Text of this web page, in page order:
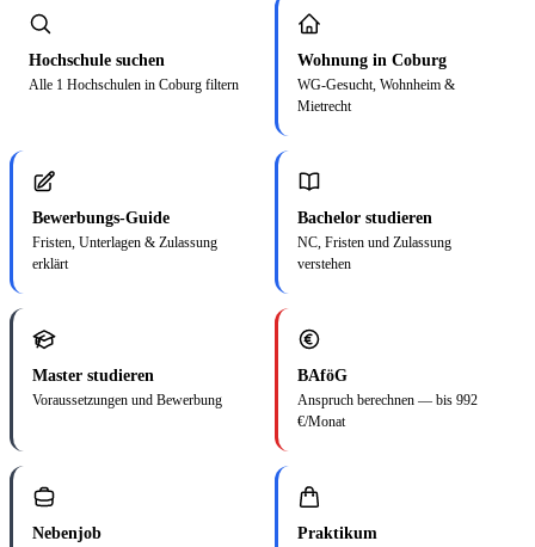
Hochschule suchen
Alle 1 Hochschulen in Coburg filtern
Wohnung in Coburg
WG-Gesucht, Wohnheim &
Mietrecht
Bewerbungs-Guide
Fristen, Unterlagen & Zulassung
erklärt
Bachelor studieren
NC, Fristen und Zulassung
verstehen
Master studieren
Voraussetzungen und Bewerbung
BAföG
Anspruch berechnen — bis 992
€/Monat
Nebenjob Praktikum